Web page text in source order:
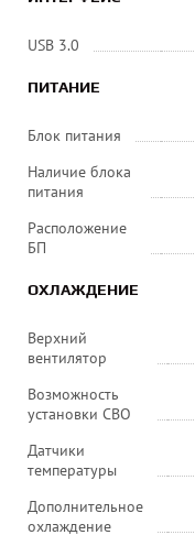
USB 3.0
ПИТАНИЕ
Блок питания
Наличие блока
питания
Расположение
БП
ОХЛАЖДЕНИЕ
Верхний
вентилятор
Возможность
установки СВО
Датчики
температуры
Дополнительное
охлаждение